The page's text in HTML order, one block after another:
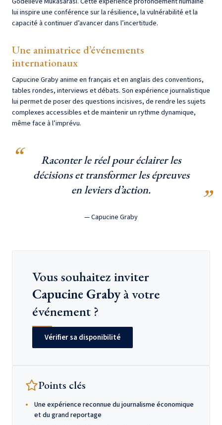
lui inspire une conférence sur la résilience, la vulnérabilité et la
capacité à continuer d’avancer dans l’incertitude.
Une animatrice d’événements
internationaux
Capucine Graby anime en français et en anglais des conventions,
tables rondes, interviews et débats. Son expérience journalistique
lui permet de poser des questions incisives, de rendre les sujets
complexes accessibles et de maintenir un rythme dynamique,
même face à l’imprévu.
Raconter le réel pour éclairer les
décisions et transformer les épreuves
en leviers d’action.
— Capucine Graby
Vous souhaitez inviter
Capucine Grabyà votre
événement ?
Vérifier sa disponibilité
Points clés
Une expérience reconnue du journalisme économique
et du grand reportage